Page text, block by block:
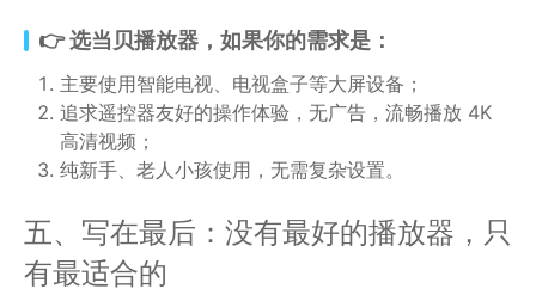
👉 选当贝播放器，如果你的需求是：
主要使用智能电视、电视盒子等大屏设备；
追求遥控器友好的操作体验，无广告，流畅播放 4K
高清视频；
纯新手、老人小孩使用，无需复杂设置。
五、写在最后：没有最好的播放器，只
有最适合的